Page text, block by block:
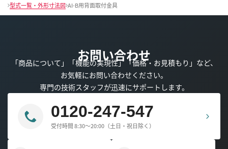
型式一覧・外形寸法図 AI-B用背面取付金具
お問い合わせ
「商品について」「機能の実現性」「価格・お見積もり」など、
お気軽にお問い合わせください。
専門の技術スタッフが迅速にサポートします。
0120-247-547
受付時間 8:30～20:00（土日・祝日除く）